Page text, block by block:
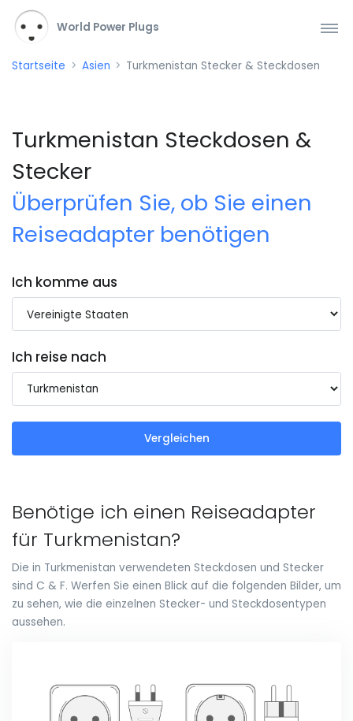
World Power Plugs
Startseite Asien Turkmenistan Stecker & Steckdosen
Turkmenistan Steckdosen &
Stecker
Überprüfen Sie, ob Sie einen
Reiseadapter benötigen
Ich komme aus
Ich reise nach
Vergleichen
Benötige ich einen Reiseadapter
für Turkmenistan?
Die in Turkmenistan verwendeten Steckdosen und Stecker
sind C & F. Werfen Sie einen Blick auf die folgenden Bilder, um
zu sehen, wie die einzelnen Stecker- und Steckdosentypen
aussehen.